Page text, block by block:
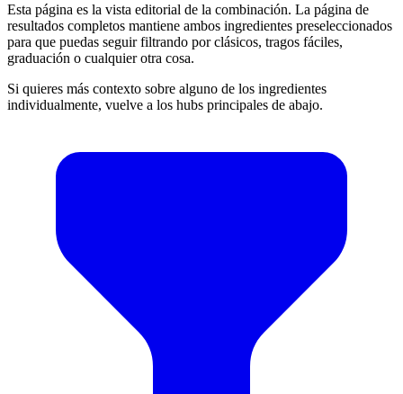
Esta página es la vista editorial de la combinación. La página de
resultados completos mantiene ambos ingredientes preseleccionados
para que puedas seguir filtrando por clásicos, tragos fáciles,
graduación o cualquier otra cosa.
Si quieres más contexto sobre alguno de los ingredientes
individualmente, vuelve a los hubs principales de abajo.